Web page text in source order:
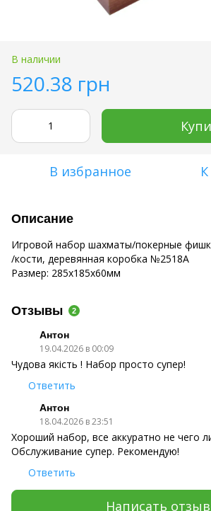
В наличии
520.38 грн
В избранное
Описание
Игровой набор шахматы/покерные
/кости, деревянная коробка №2518A
Размер: 285х185х60мм
Отзывы 2
Антон
19.04.2026 в 00:09
Чудова якість ! Набор просто супер!
Ответить
Антон
18.04.2026 в 23:51
Хороший набор, все аккуратно не чего
Обслуживание супер. Рекомендую!
Ответить
Написать отзыв